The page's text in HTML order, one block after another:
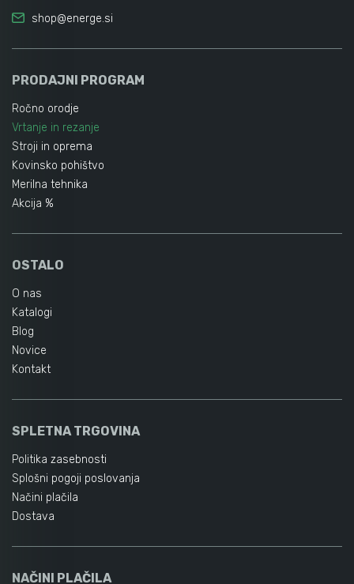
shop@energe.si
PRODAJNI PROGRAM
Ročno orodje
Vrtanje in rezanje
Stroji in oprema
Kovinsko pohištvo
Merilna tehnika
Akcija %
OSTALO
O nas
Katalogi
Blog
Novice
Kontakt
SPLETNA TRGOVINA
Politika zasebnosti
Splošni pogoji poslovanja
Načini plačila
Dostava
NAČINI PLAČILA